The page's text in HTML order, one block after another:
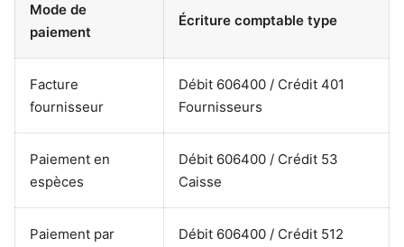
Mode de
paiement
Écriture comptable type
Facture
fournisseur
Débit 606400 / Crédit 401
Fournisseurs
Paiement en
espèces
Débit 606400 / Crédit 53
Caisse
Paiement par
Débit 606400 / Crédit 512